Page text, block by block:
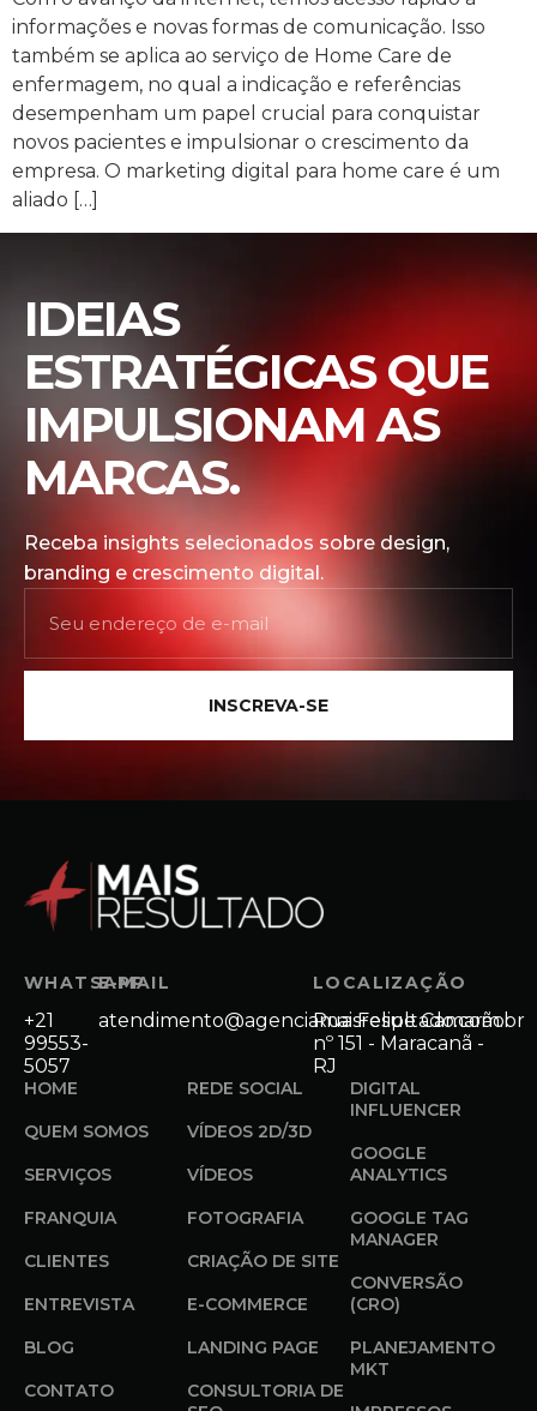
informações e novas formas de comunicação. Isso
também se aplica ao serviço de Home Care de
enfermagem, no qual a indicação e referências
desempenham um papel crucial para conquistar
novos pacientes e impulsionar o crescimento da
empresa. O marketing digital para home care é um
aliado […]
IDEIAS
ESTRATÉGICAS QUE
IMPULSIONAM AS
MARCAS.
Receba insights selecionados sobre design,
branding e crescimento digital.
INSCREVA-SE
WHATSAPP
+21
99553-
5057
E-MAIL
atendimento@agenciamaisresultado.com.br
LOCALIZAÇÃO
Rua Felipe Camarão
nº 151 - Maracanã -
RJ
HOME
QUEM SOMOS
SERVIÇOS
FRANQUIA
CLIENTES
ENTREVISTA
BLOG
CONTATO
REDE SOCIAL
VÍDEOS 2D/3D
VÍDEOS
FOTOGRAFIA
CRIAÇÃO DE SITE
E-COMMERCE
LANDING PAGE
CONSULTORIA DE
DIGITAL
INFLUENCER
GOOGLE
ANALYTICS
GOOGLE TAG
MANAGER
CONVERSÃO
(CRO)
PLANEJAMENTO
MKT